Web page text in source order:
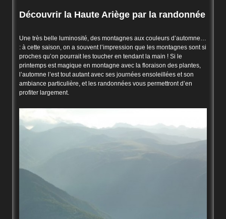
Découvrir la Haute Ariège par la randonnée
Une très belle luminosité, des montagnes aux couleurs d’automne…
: à cette saison, on a souvent l’impression que les montagnes sont si
proches qu’on pourrait les toucher en tendant la main ! Si le
printemps est magique en montagne avec la floraison des plantes,
l’automne l’est tout autant avec ses journées ensoleillées et son
ambiance particulière, et les randonnées vous permettront d’en
profiter largement.